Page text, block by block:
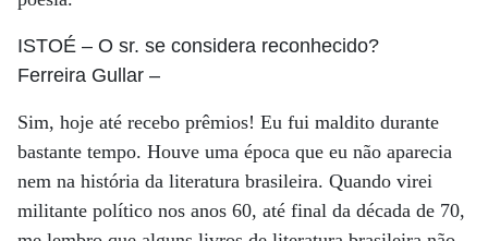
ISTOÉ – O sr. se considera reconhecido?
Ferreira Gullar –
Sim, hoje até recebo prêmios! Eu fui maldito durante
bastante tempo. Houve uma época que eu não aparecia
nem na história da literatura brasileira. Quando virei
militante político nos anos 60, até final da década de 70,